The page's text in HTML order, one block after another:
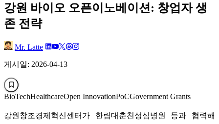
강원 바이오 오픈이노베이션: 창업자 생
존 전략
Mr. Latte
게시일: 2026-04-13
BioTechHealthcareOpen InnovationPoCGovernment Grants
강원창조경제혁신센터가 한림대춘천성심병원 등과 협력해